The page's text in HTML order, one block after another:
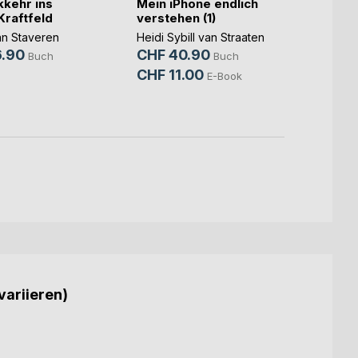
ins
Staveren
Buch
Mein iPhone endlich
verstehen (1)
Heidi Sybill van Straaten
CHF 40.90 Buch
CHF 11.00 E-Book